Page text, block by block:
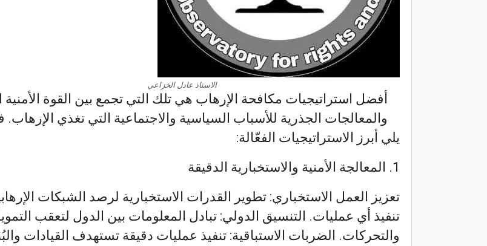
الاستاذ عادل الخزاعي
أفضل استراتيجيات مكافحة الإرهاب هي تلك التي تجمع بين القوة الأمنية
والمعالجات الجذرية للأسباب السياسية والاجتماعية التي تغذي الإرهاب.
يلي أبرز الاستراتيجيات الفعّالة:
1. المعالجة الأمنية والاستخبارية الدقيقة
تعزيز العمل الاستخباري: تطوير القدرات الاستخبارية لرصد الشبكات
تنفيذ أي عمليات. التنسيق الدولي: تبادل المعلومات بين الدول لتعقب
والتحركات. الضربات الاستباقية: تنفيذ عمليات دقيقة تستهدف القيادات